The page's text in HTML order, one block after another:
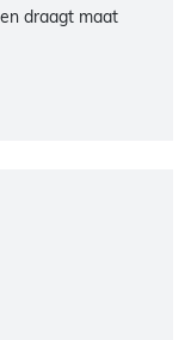
draagt maat